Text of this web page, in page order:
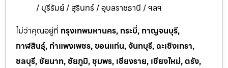
/ บุรีรัมย์ / สุรินทร์ / อุบลราชธานี / ฯลฯ
ไม่ว่าคุณอยู่ที่ กรุงเทพมหานคร, กระบี่, กาญจนบุรี,
กาฬสินธุ์, กำแพงเพชร, ขอนแก่น, จันทบุรี, ฉะเชิงเทรา,
ชลบุรี, ชัยนาท, ชัยภูมิ, ชุมพร, เชียงราย, เชียงใหม่, ตรัง,